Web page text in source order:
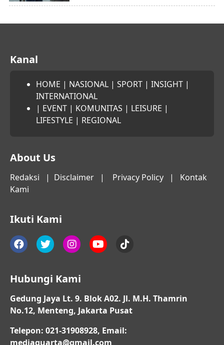
Kanal
HOME | NASIONAL | SPORT | INSIGHT |
INTERNATIONAL
| EVENT | KOMUNITAS | LEISURE |
LIFESTYLE | REGIONAL
About Us
Redaksi | Disclaimer | Privacy Policy | Kontak
Kami
Ikuti Kami
Hubungi Kami
Gedung Jaya Lt. 9. Blok A02. Jl. M.H. Thamrin
No.12, Menteng, Jakarta Pusat
Telepon: 021-31908928, Email:
mediaquarta@gmail.com